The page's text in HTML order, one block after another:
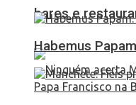
bares e
Habemus